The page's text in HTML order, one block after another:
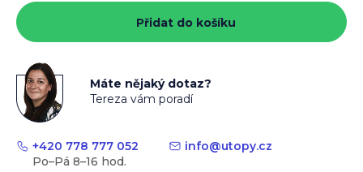
cena:
Přidat do košíku
Máte nějaký dotaz?
Tereza vám poradí
+420 778 777 052 info@utopy.cz